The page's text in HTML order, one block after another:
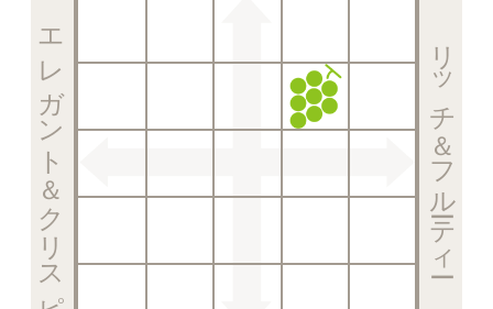
リッチ＆フルーティー
エレガント＆クリスピー